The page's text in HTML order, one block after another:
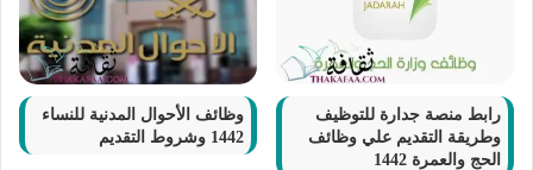
رابط منصة جدارة للتوظيف
وطريقة التقديم علي وظائف
الحج والعمرة 1442
وظائف الأحوال المدنية للنساء
1442 وشروط التقديم